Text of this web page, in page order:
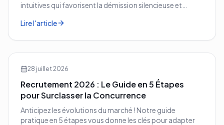
intuitives qui favorisent la démission silencieuse et
Lire l'article
28 juillet 2026
Recrutement 2026 : Le Guide en 5 Étapes
pour Surclasser la Concurrence
Anticipez les évolutions du marché ! Notre guide
pratique en 5 étapes vous donne les clés pour adapter